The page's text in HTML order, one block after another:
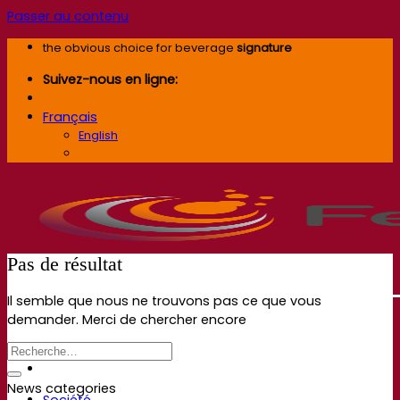
Passer au contenu
the obvious choice for beverage signature
Suivez-nous en ligne:
Français
English
Pas de résultat
Il semble que nous ne trouvons pas ce que vous
demander. Merci de chercher encore
News categories